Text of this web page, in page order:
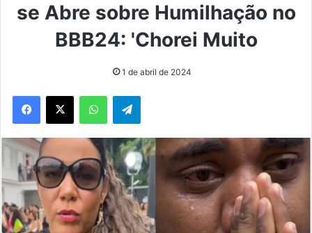
se Abre sobre Humilhação no
BBB24: 'Chorei Muito
1 de abril de 2024
WhatsAppTelegram